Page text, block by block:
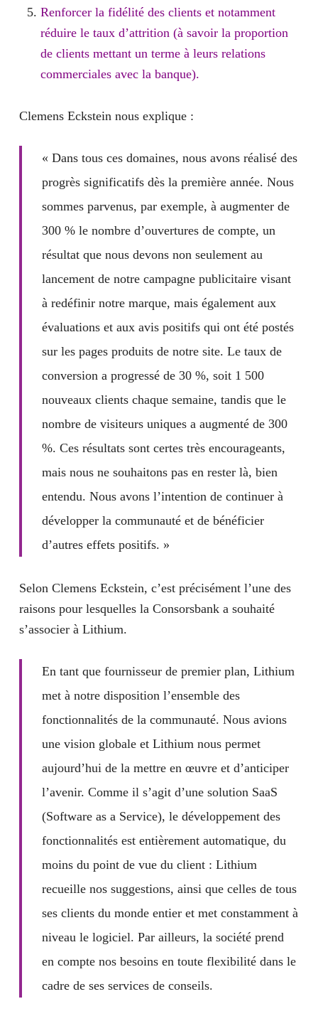
Renforcer la fidélitédes clients et notamment
réduire le taux d’attrition(à savoir la proportion
de clients mettant un terme à leurs relations
commerciales avec la banque).
Clemens Eckstein nous explique :
« Dans tous ces domaines, nous avons réalisé des
progrès significatifs dès la première année. Nous
sommes parvenus, par exemple, àaugmenter de
300 % le nombre d’ouvertures de compte, un
résultat que nous devons non seulement au
lancement de notre campagne publicitaire visant
à redéfinir notre marque, mais également aux
évaluations et aux avis positifs qui ont été postés
sur les pages produits de notre site.Le taux de
conversion a progressé de 30 %, soit 1 500
nouveaux clients chaque semaine, tandis quele
nombre de visiteurs uniques a augmenté de 300
%. Ces résultats sont certes très encourageants,
mais nous ne souhaitons pas en rester là, bien
entendu. Nous avons l’intention de continuer à
développer la communauté et de bénéficier
d’autres effets positifs. »
Selon Clemens Eckstein, c’est précisément l’une des
raisons pour lesquelles la Consorsbank a souhaité
s’associer à Lithium.
En tant que fournisseur de premier plan, Lithium
met à notre disposition l’ensemble des
fonctionnalités de la communauté. Nous avions
une vision globale et Lithium nous permet
aujourd’hui de la mettre en œuvre et d’anticiper
l’avenir. Commeil s’agit d’une solution SaaS
(Software as a Service), le développement des
fonctionnalités est entièrement automatique, du
moins du point de vue du client : Lithium
recueille nos suggestions, ainsi que celles de tous
ses clients du monde entier et met constamment à
niveau le logiciel. Par ailleurs, la société prend
en compte nos besoins en toute flexibilité dans le
cadre de ses services de conseils.